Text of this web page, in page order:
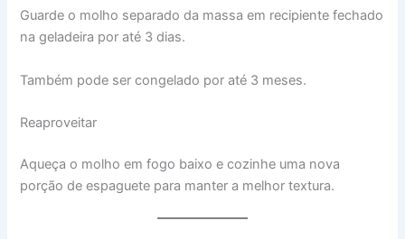
Guarde o molho separado da massa em recipiente fechado
na geladeira por até 3 dias.
Também pode ser congelado por até 3 meses.
Reaproveitar
Aqueça o molho em fogo baixo e cozinhe uma nova
porção de espaguete para manter a melhor textura.